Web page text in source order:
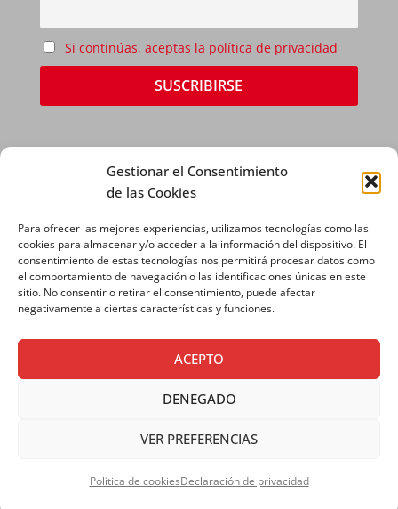
Gestionar el Consentimiento
de las Cookies
Para ofrecer las mejores experiencias, utilizamos tecnologías como las
cookies para almacenar y/o acceder a la información del dispositivo. El
consentimiento de estas tecnologías nos permitirá procesar datos como
el comportamiento de navegación o las identificaciones únicas en este
sitio. No consentir o retirar el consentimiento, puede afectar
negativamente a ciertas características y funciones.
ACEPTO
DENEGADO
VER PREFERENCIAS
Política de cookiesDeclaración de privacidad
Si continúas, aceptas la política de privacidad
AVISO LEGAL|POLÍTICA DE PRIVACIDAD|
POLÍTICA DE COOKIES
Copyright © 2026 SALESIANOS